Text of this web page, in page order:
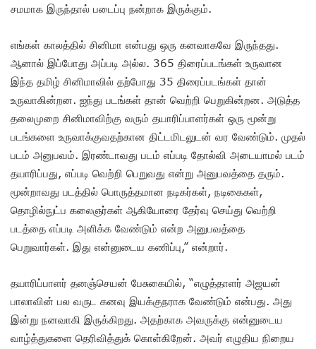
சமமாக இருந்தால் படைப்பு நன்றாக இருக்கும்.
எங்கள் காலத்தில் சினிமா என்பது ஒரு கனவாகவே இருந்தது.
ஆனால் இப்போது அப்படி அல்ல. 365 திரைப்படங்கள் உருவான
இந்த தமிழ் சினிமாவில் தற்போது 35 திரைப்படங்கள் தான்
உருவாகின்றன‌.‌ ஐந்து படங்கள் தான் வெற்றி பெறுகின்றன‌. அடுத்த
தலைமுறை சினிமாவிற்கு வரும் தயாரிப்பாளர்கள் ஒரு மூன்று
படங்களை உருவாக்குவதற்கான திட்டமிடலுடன் வர வேண்டும். முதல்
படம் அனுபவம். இரண்டாவது படம் எப்படி தோல்வி அடையாமல் படம்
தயாரிப்பது, எப்படி வெற்றி பெறுவது என்று அனுபவத்தை தரும்.
மூன்றாவது படத்தில் பொருத்தமான நடிகர்கள், நடிகைகள்,
தொழில்நுட்ப கலைஞர்கள் ஆகியோரை தேர்வு செய்து வெற்றி
படத்தை எப்படி அளிக்க வேண்டும் என்ற அனுபவத்தை
பெறுவார்கள்.‌ இது என்னுடைய கணிப்பு,” என்றார்.
தயாரிப்பாளர் தனஞ்செயன் பேசுகையில், “எழுத்தாளர் அஜயன்
பாலாவின் பல வருட கனவு இயக்குநராக வேண்டும் என்பது. அது
இன்று நனவாகி இருக்கிறது. அதற்காக அவருக்கு என்னுடைய
வாழ்த்துகளை தெரிவித்துக் கொள்கிறேன். அவர் எழுதிய நிறைய